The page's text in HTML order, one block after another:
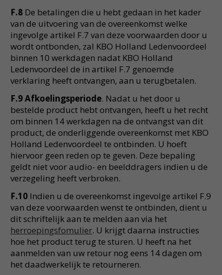
F.8 De betalingen die u hebt gedaan in het kader
van de uitvoering van de overeenkomst welke
ingevolge artikel F.7 van deze voorwaarden door u
wordt ontbonden, zal KBO Holland Ledenvoordeel
binnen 10 werkdagen nadat KBO Holland
Ledenvoordeel de in artikel F.7 genoemde
verklaring heeft ontvangen, aan u terugbetalen.
F.9 Afkoelingsperiode. Nadat u het door u
bestelde product hebt ontvangen, heeft u het recht
om binnen 14 werkdagen na de ontvangst van dit
product, de onderliggende overeenkomst met KBO
Holland Ledenvoordeel te ontbinden. U hoeft
hiervoor geen reden op te geven. Deze bepaling
geldt niet voor audio- en beelddragers indien u de
verzegeling heeft verbroken.
F.10 Indien u de overeenkomst ingevolge artikel F.9
van deze voorwaarden wenst te ontbinden, dient u
dit schriftelijk aan te melden aan via het
herroepingsfomulier. U krijgt daarna instructies
hoe het product terug te sturen. U heeft na het
aanmelden van uw retour nog eens 14 dagen om
het daadwerkelijk te retourneren.